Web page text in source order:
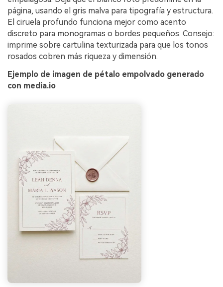
página, usando el gris malva para tipografía y estructura.
El ciruela profundo funciona mejor como acento
discreto para monogramas o bordes pequeños. Consejo:
imprime sobre cartulina texturizada para que los tonos
rosados cobren más riqueza y dimensión.
Ejemplo de imagen de pétalo empolvado generado
con media.io